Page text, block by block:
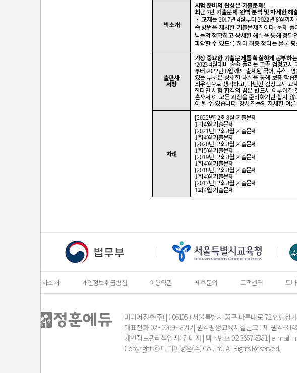
책 소개
시험 준비의 완성은 기출문제!
최근 7년 기출문제 완벽 분석 및 자세한 해
본 교재는 2017년4월부터2022년8월까지
습 방법을 제시한 기출문제집이다.문제 풀
님들의 정확하고 상세한 해설을 통해 정
파악할 수 있도록 하여 최종 정리는 물론
출판사
서평
가장 중요한 기출문제를 확실하게 공부하
‘2023 4월대비 술술 풀리는 고졸 검정고시
부터 2022년8월까지 출제된 국어, 수학,
있는 부분은 상세한 해설을 통해 보충 학
최우선으로 생각하고, 다년간 검정고시 교
한다면 시험 합격의 꿈은 반드시 이루어질
혼자서 이 모든 과정을 준비하기란 쉽지
이 될 수 있습니다.강사진들의 자세한 이
차례
[2022년] 2회8월 기출문제
1회4월 기출문제
[2021년] 2회8월 기출문제
1회4월 기출문제
[2020년] 2회8월 기출문제
1회5월 기출문제
[2019년] 2회8월 기출문제
1회4월 기출문제
[2018년] 2회8월 기출문제
1회4월 기출문제
[2017년] 2회8월 기출문제
1회4월 기출문제
회사소개 개인정보취급방침 이용약관 제휴문의 고객센터 모
미디어정훈(주) | ( 06105 ) 서울특별시 중구 마른내로 72 인현상
대표전화 02 - 2269 - 8212 | 원격평생교육시설신고 : 제 원격-
개인정보관리책임자: 김미자 | 팩스번호 02-3667-8381 | e-
Copyright ⓒ 미디어정훈(주) Co.,Ltd. All Rights Reserved.